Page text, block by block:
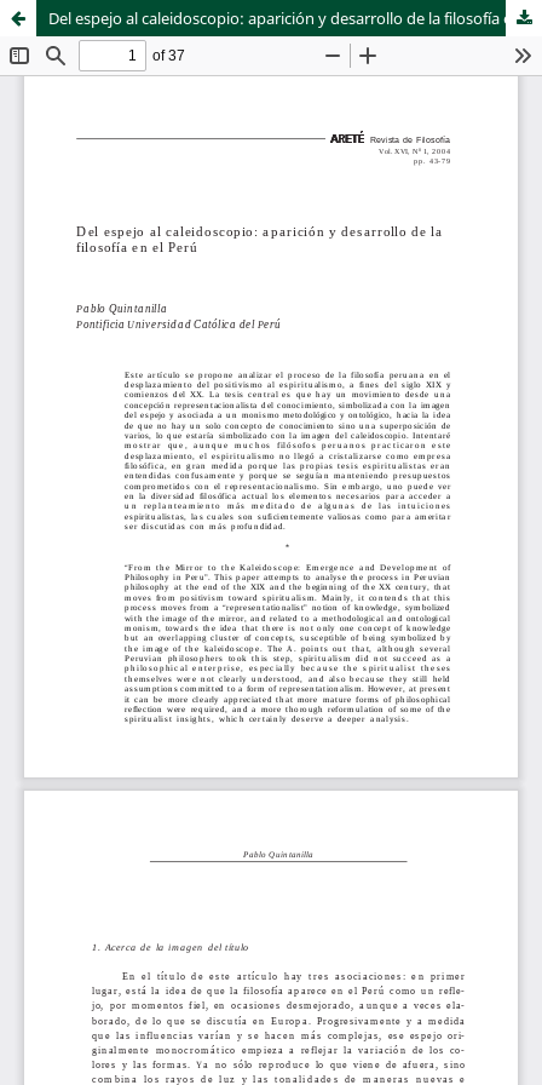
Del espejo al caleidoscopio: aparición y desarrollo de la filosofía en el Perú